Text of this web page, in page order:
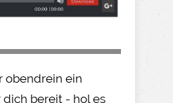
obendrein ein
dich bereit - hol es